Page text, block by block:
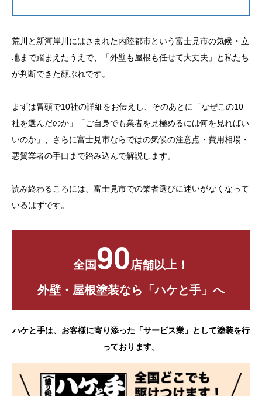
荒川と新河岸川にはさまれた内陸都市という富士見市の気候・立
地まで踏まえたうえで、「外壁も屋根も任せて大丈夫」と私たち
が判断できた顔ぶれです。
まずは冒頭で10社の詳細をお伝えし、そのあとに「なぜこの10
社を選んだのか」「ご自身でも業者を見極めるには何を見ればい
いのか」、さらに富士見市ならではの気候の注意点・費用相場・
悪質業者の手口まで踏み込んで解説します。
読み終わるころには、富士見市での業者選びに迷いがなくなって
いるはずです。
全国90店舗以上！
外壁・屋根塗装なら「ハケと手」へ
ハケと手は、お客様に寄り添った「サービス業」として塗装を行
っております。